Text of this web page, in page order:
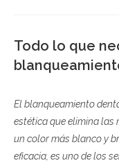
Todo lo que
El blanqueamiento
estética que elimina las
un color más blanco y
eficacia, es uno de los